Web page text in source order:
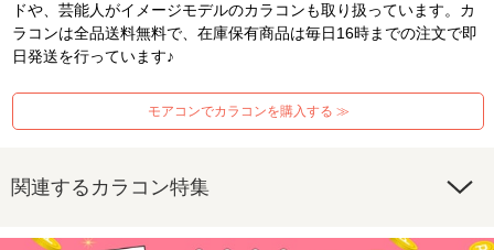
ドや、芸能人がイメージモデルのカラコンも取り扱っています。カ
ラコンは全品送料無料で、在庫保有商品は毎日16時までの注文で即
日発送を行っています♪
モアコンでカラコンを購入する ≫
関連するカラコン特集